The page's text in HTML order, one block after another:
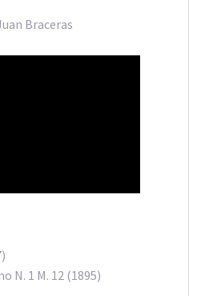
Braceras
N. 1 M. 12 (1895)